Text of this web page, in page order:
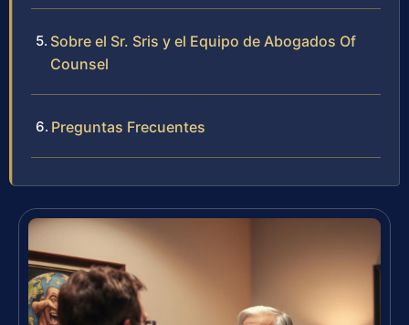
Sobre el Sr. Sris y el Equipo de Abogados Of
Counsel
Preguntas Frecuentes